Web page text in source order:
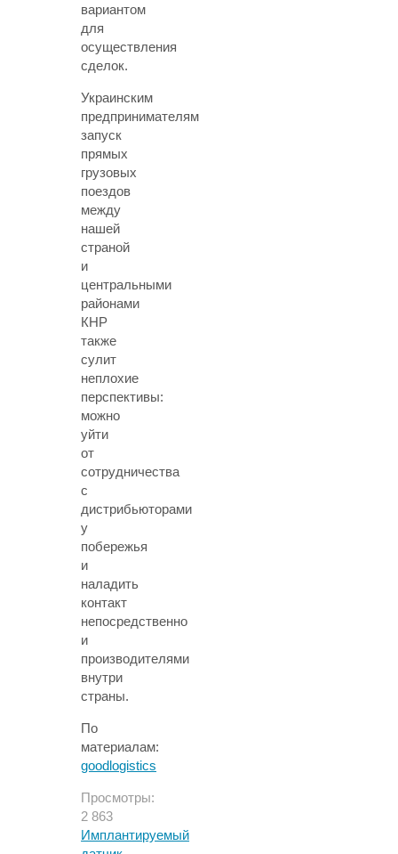
вариантом
для
осуществления
сделок.
Украинским
предпринимателям
запуск
прямых
грузовых
поездов
между
нашей
страной
и
центральными
районами
КНР
также
сулит
неплохие
перспективы:
можно
уйти
от
сотрудничества
с
дистрибьюторами
у
побережья
и
наладить
контакт
непосредственно
и
производителями
внутри
страны.
По
материалам:
goodlogistics
Просмотры:
2 863
Имплантируемый